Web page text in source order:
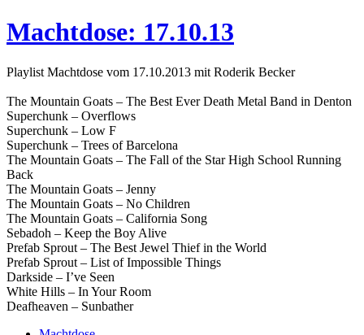
Machtdose: 17.10.13
Playlist Machtdose vom 17.10.2013 mit Roderik Becker
The Mountain Goats – The Best Ever Death Metal Band in Denton
Superchunk – Overflows
Superchunk – Low F
Superchunk – Trees of Barcelona
The Mountain Goats – The Fall of the Star High School Running
Back
The Mountain Goats – Jenny
The Mountain Goats – No Children
The Mountain Goats – California Song
Sebadoh – Keep the Boy Alive
Prefab Sprout – The Best Jewel Thief in the World
Prefab Sprout – List of Impossible Things
Darkside – I’ve Seen
White Hills – In Your Room
Deafheaven – Sunbather